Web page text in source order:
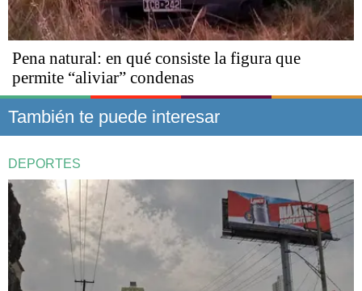
Pena natural: en qué consiste la figura que
permite “aliviar” condenas
También te puede interesar
DEPORTES